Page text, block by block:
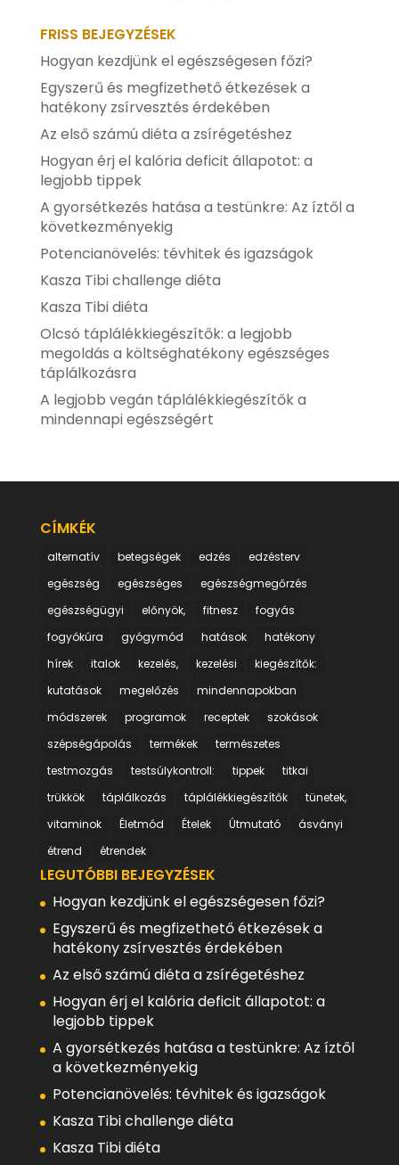
FRISS BEJEGYZÉSEK
Hogyan kezdjünk el egészségesen főzi?
Egyszerű és megfizethető étkezések a
hatékony zsírvesztés érdekében
Az első számú diéta a zsírégetéshez
Hogyan érj el kalória deficit állapotot: a
legjobb tippek
A gyorsétkezés hatása a testünkre: Az íztől a
következményekig
Potencianövelés: tévhitek és igazságok
Kasza Tibi challenge diéta
Kasza Tibi diéta
Olcsó táplálékkiegészítők: a legjobb
megoldás a költséghatékony egészséges
táplálkozásra
A legjobb vegán táplálékkiegészítők a
mindennapi egészségért
CÍMKÉK
alternatív betegségek edzés
edzésterv
egészség
egészséges
egészségmegőrzés
egészségügyi
előnyök, fitnesz
fogyás
fogyókúra
gyógymód hatások
hatékony
hírek
italok kezelés, kezelési
kiegészítők:
kutatások
megelőzés
mindennapokban
módszerek
programok receptek
szokások
szépségápolás
termékek
természetes
testmozgás
testsúlykontroll: tippek
titkai
trükkök
táplálkozás táplálékkiegészítők
tünetek,
vitaminok
Életmód Ételek Útmutató
ásványi
étrend
étrendek
LEGUTÓBBI BEJEGYZÉSEK
Hogyan kezdjünk el egészségesen főzi?
Egyszerű és megfizethető étkezések a
hatékony zsírvesztés érdekében
Az első számú diéta a zsírégetéshez
Hogyan érj el kalória deficit állapotot: a
legjobb tippek
A gyorsétkezés hatása a testünkre: Az íztől
a következményekig
Potencianövelés: tévhitek és igazságok
Kasza Tibi challenge diéta
Kasza Tibi diéta